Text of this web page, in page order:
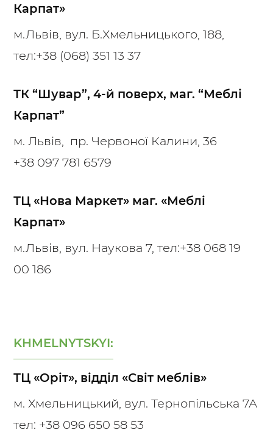
Карпат»
м.Львів, вул. Б.Хмельницького, 188,
тел:+38 (068) 351 13 37
ТК “Шувар”, 4-й поверх, маг. “Меблі
Карпат”
м. Львів, пр. Червоної Калини, 36
+38 097 781 6579
ТЦ «Нова Маркет» маг. «Меблі
Карпат»
м.Львів, вул. Наукова 7, тел:+38 068 19
00 186
KHMELNYTSKYI:
ТЦ «Оріт», відділ «Світ меблів»
м. Хмельницький, вул. Тернопільська 7А
тел: +38 096 650 58 53